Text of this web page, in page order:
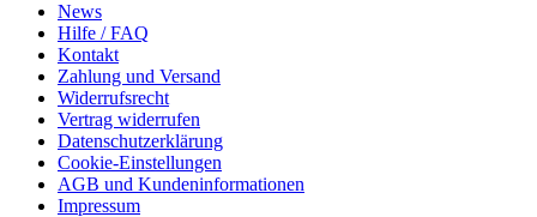
News
Hilfe / FAQ
Kontakt
Zahlung und Versand
Widerrufsrecht
Vertrag widerrufen
Datenschutzerklärung
Cookie-Einstellungen
AGB und Kundeninformationen
Impressum